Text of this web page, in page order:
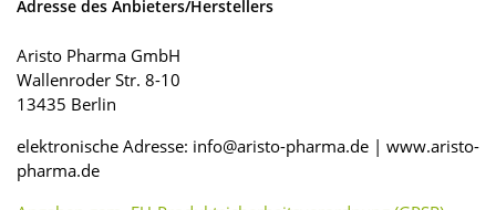
Adresse des Anbieters/Herstellers
Aristo Pharma GmbH
Wallenroder Str. 8-10
13435 Berlin
elektronische Adresse: info@aristo-pharma.de | www.aristo-
pharma.de